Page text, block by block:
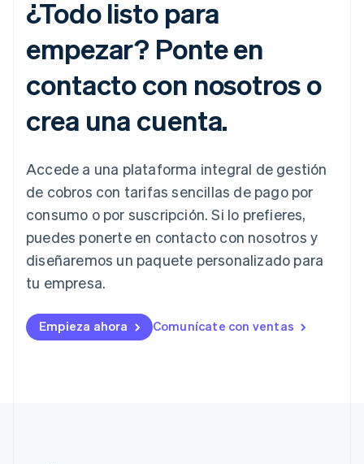
¿Todo listo para
empezar? Ponte en
contacto con nosotros o
crea una cuenta.
Accede a una plataforma integral de gestión
de cobros con tarifas sencillas de pago por
consumo o por suscripción. Si lo prefieres,
puedes ponerte en contacto con nosotros y
diseñaremos un paquete personalizado para
tu empresa.
Empieza ahora Comunícate con ventas